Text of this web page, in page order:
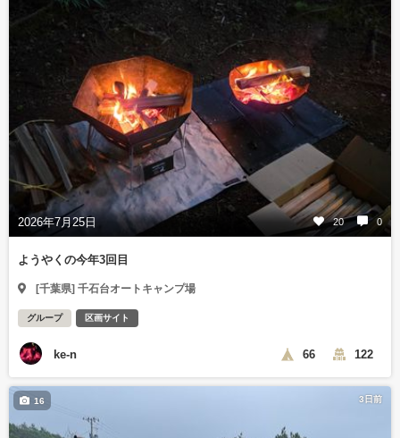
2026年7月25日 20 0
ようやくの今年3回目
[千葉県] 千石台オートキャンプ場
グループ 区画サイト
ke-n 66 122
3日前
16